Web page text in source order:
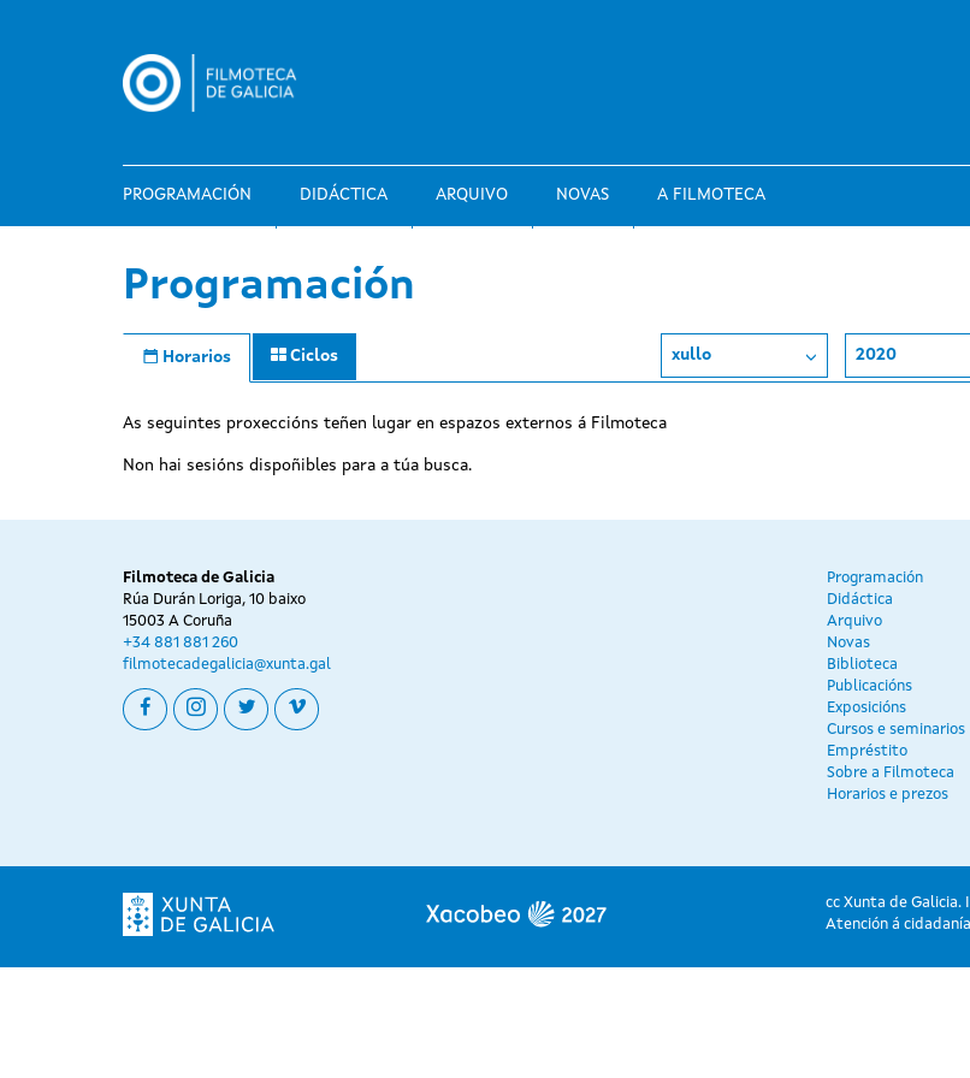
PROGRAMACIÓN DIDÁCTICA ARQUIVO NOVAS A FILMOTECA
Programación
Horarios Ciclos xullo 2020
As seguintes proxeccións teñen lugar en espazos externos á Filmoteca
Non hai sesións dispoñibles para a túa busca.
Filmoteca de Galicia
Rúa Durán Loriga, 10 baixo
15003 A Coruña
+34 881 881 260
filmotecadegalicia@xunta.gal
facebookinstagram
twittervimeo
Programación
Didáctica
Arquivo
Novas
Biblioteca
Publicacións
Exposicións
Cursos e seminarios
Empréstito
Sobre a Filmoteca
Horarios e prezos
cc Xunta de
Atención á cidadanía